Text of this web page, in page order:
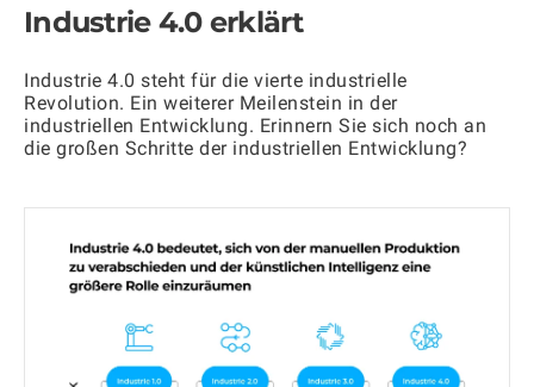
Industrie 4.0 erklärt
Industrie 4.0 steht für die vierte industrielle
Revolution. Ein weiterer Meilenstein in der
industriellen Entwicklung. Erinnern Sie sich noch an
die großen Schritte der industriellen Entwicklung?